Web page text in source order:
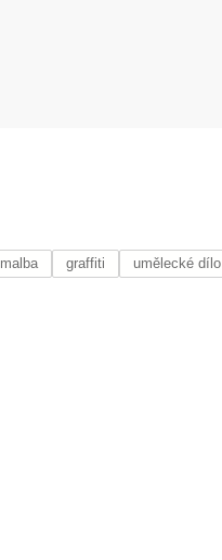
malba graffiti umělecké dílo